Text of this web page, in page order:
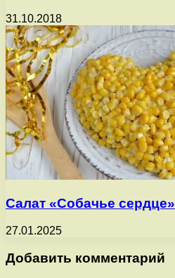
31.10.2018
Салат «Собачье сердце»
27.01.2025
Добавить комментарий